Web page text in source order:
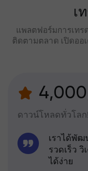
เ
แพลตฟอร์มการเท
ติดตามตลาด เปิดออ
ดาวน์โหลดทั่วโลก!
เราได้พั
รวดเร็ว
ได้ง่าย